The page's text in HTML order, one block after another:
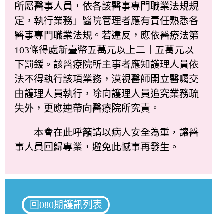
所屬醫事人員，依各該醫事專門職業法規規
定，執行業務」醫院管理者應有責任熟悉各
醫事專門職業法規。若違反，應依醫療法第
103條得處新臺幣五萬元以上二十五萬元以
下罰鍰。該醫療院所主事者應知護理人員依
法不得執行該項業務，漠視醫師開立醫囑交
由護理人員執行，除向護理人員追究業務疏
失外，更應連帶向醫療院所究責。
本會在此呼籲請以病人安全為重，讓醫
事人員回歸專業，避免此憾事再發生。
回080期護訊列表